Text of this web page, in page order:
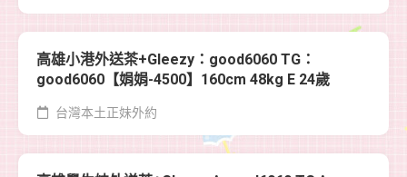
高雄小港外送茶+Gleezy：good6060 TG：
good6060【娟娟-4500】160cm 48kg E 24歲
台灣本土正妹外約